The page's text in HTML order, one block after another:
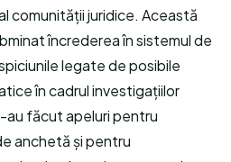
comunității juridice. Această
încrederea în sistemul de
legate de posibile
în cadrul investigațiilor
au făcut apeluri pentru
anchetă și pentru